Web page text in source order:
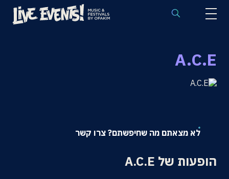
הופעות לפי אמנים
יעדים
חבילות נבחרות
A.C.E
לא מצאתם מה שחיפשתם? צרו קשר
הופעות של A.C.E